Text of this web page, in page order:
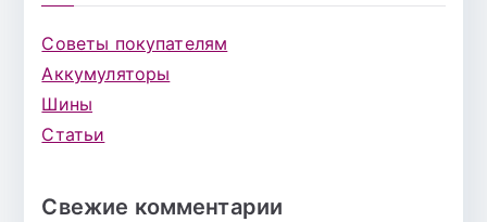
Советы покупателям
Аккумуляторы
Шины
Статьи
Свежие комментарии